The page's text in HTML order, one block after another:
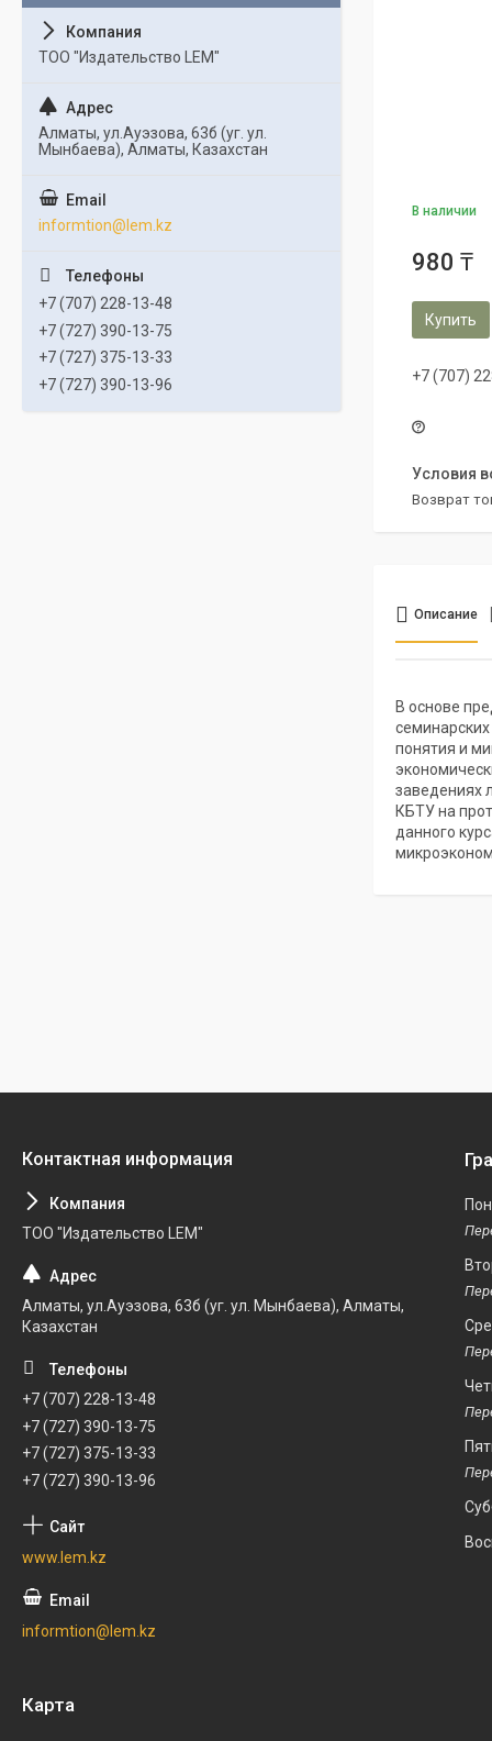
В наличии
980 ₸
Купить
+7 (707)
возврат
Описание
В основе
понятия и
заведениях
КБТУ на
данного
ТОО "Издательство LEM"
Алматы, ул.Ауэзова, 63б (уг. ул.
Мынбаева), Алматы, Казахстан
informtion@lem.kz
+7 (707) 228-13-48
+7 (727) 390-13-75
+7 (727) 375-13-33
+7 (727) 390-13-96
ТОО "Издательство LEM"
Алматы, ул.Ауэзова, 63б (уг. ул. Мынбаева), Алматы,
Казахстан
+7 (707) 228-13-48
+7 (727) 390-13-75
+7 (727) 375-13-33
+7 (727) 390-13-96
www.lem.kz
informtion@lem.kz
Карта